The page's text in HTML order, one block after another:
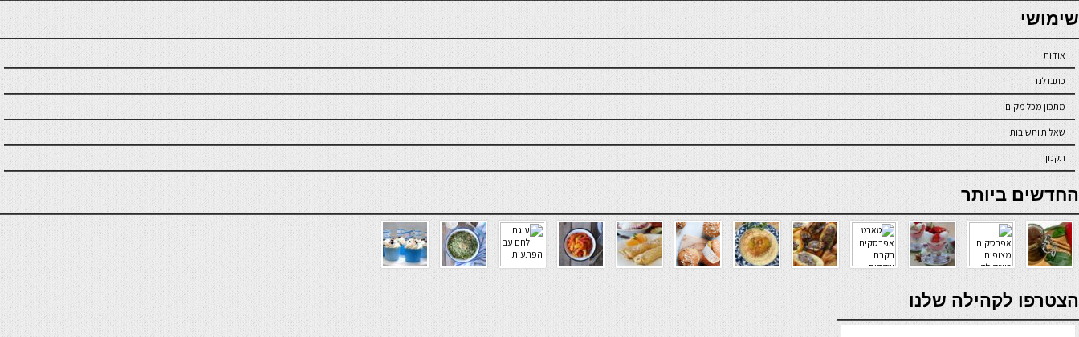
seriöse online casinos österreich
שימושי
אודות
כתבו לנו
מתכון מכל מקום
שאלות ותשובות
תקנון
online casino
החדשים ביותר
verde casino
הצטרפו לקהילה שלנו